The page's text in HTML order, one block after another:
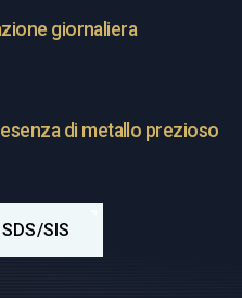
giornaliera
di metallo prezioso
SIS